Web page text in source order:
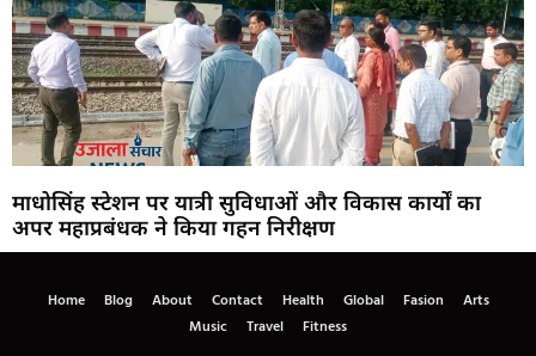
माधोसिंह स्टेशन पर यात्री सुविधाओं और विकास कार्यों का
अपर महाप्रबंधक ने किया गहन निरीक्षण
Home Blog About Contact Health Global Fasion
Arts
Music
Travel Fitness